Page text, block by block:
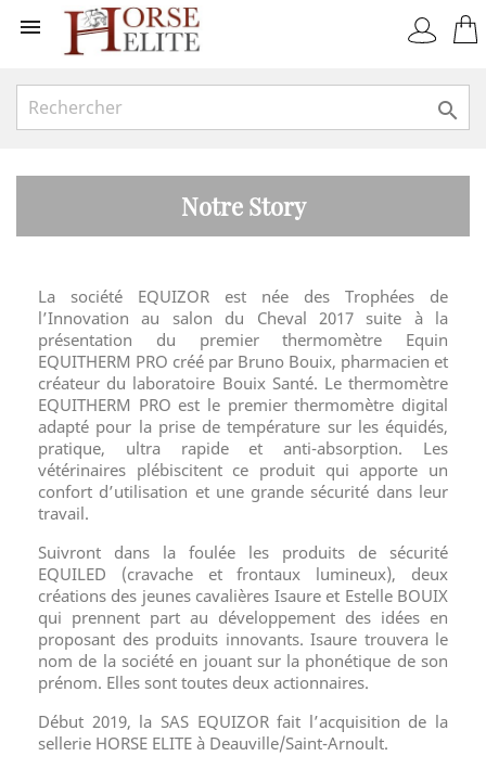


Notre Story
La société EQUIZOR est née des Trophées de
l’Innovation au salon du Cheval 2017 suite à la
présentation du premier thermomètre Equin
EQUITHERM PRO créé par Bruno Bouix, pharmacien et
créateur du laboratoire Bouix Santé. Le thermomètre
EQUITHERM PRO est le premier thermomètre digital
adapté pour la prise de température sur les équidés,
pratique, ultra rapide et anti-absorption. Les
vétérinaires plébiscitent ce produit qui apporte un
confort d’utilisation et une grande sécurité dans leur
travail.
Suivront dans la foulée les produits de sécurité
EQUILED (cravache et frontaux lumineux), deux
créations des jeunes cavalières Isaure et Estelle BOUIX
qui prennent part au développement des idées en
proposant des produits innovants. Isaure trouvera le
nom de la société en jouant sur la phonétique de son
prénom. Elles sont toutes deux actionnaires.
Début 2019, la SAS EQUIZOR fait l’acquisition de la
sellerie HORSE ELITE à Deauville/Saint-Arnoult.